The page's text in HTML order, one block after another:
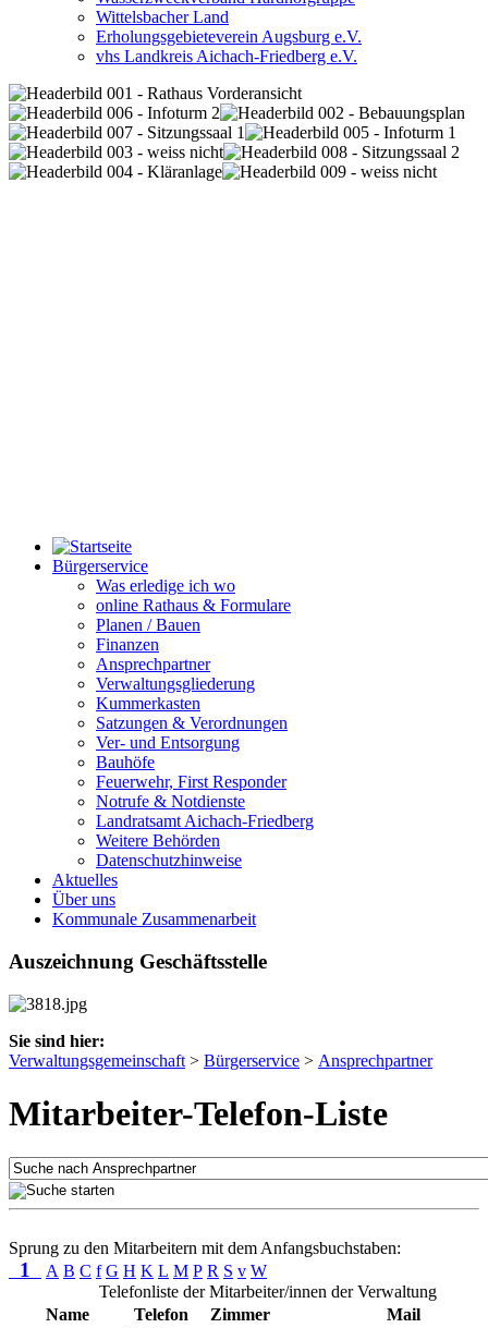
Wittelsbacher Land
Erholungsgebieteverein Augsburg e.V.
vhs Landkreis Aichach-Friedberg e.V.
Bürgerservice
Was erledige ich wo
online Rathaus & Formulare
Planen / Bauen
Finanzen
Ansprechpartner
Verwaltungsgliederung
Kummerkasten
Satzungen & Verordnungen
Ver- und Entsorgung
Bauhöfe
Feuerwehr, First Responder
Notrufe & Notdienste
Landratsamt Aichach-Friedberg
Weitere Behörden
Datenschutzhinweise
Aktuelles
Über uns
Kommunale Zusammenarbeit
Auszeichnung Geschäftsstelle
Sie sind hier:
Verwaltungsgemeinschaft > Bürgerservice > Ansprechpartner
Mitarbeiter-Telefon-Liste
Sprung zu den Mitarbeitern mit dem Anfangsbuchstaben:
1 A B C f G H K L M P R S v W
Telefonliste der Mitarbeiter/innen der Verwaltung
Name
Telefon Zimmer Mail